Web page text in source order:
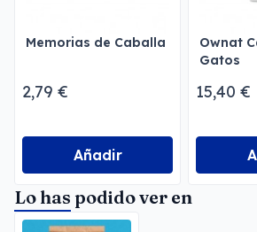
Memorias de Caballa
2,79 €
Añadir
Ownat
Gatos
15,40 €
Lo has podido ver en